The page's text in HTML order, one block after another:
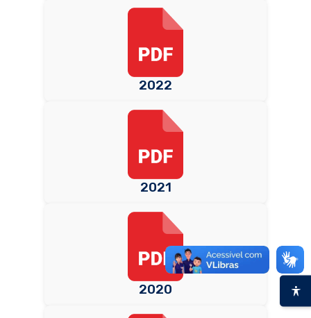
2022
2021
2020